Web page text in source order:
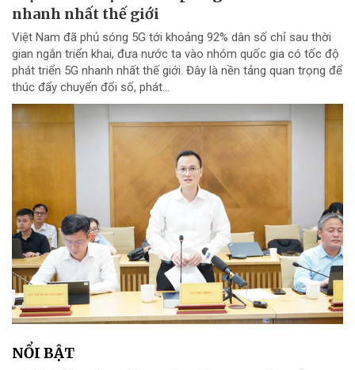
nhanh nhất thế giới
Việt Nam đã phủ sóng 5G tới khoảng 92% dân số chỉ sau thời
gian ngắn triển khai, đưa nước ta vào nhóm quốc gia có tốc độ
phát triển 5G nhanh nhất thế giới. Đây là nền tảng quan trọng để
thúc đẩy chuyển đổi số, phát...
NỔI BẬT